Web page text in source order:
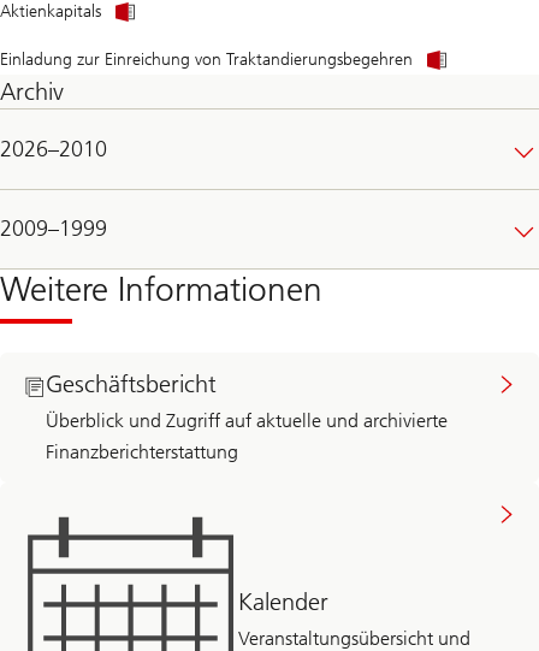
Aktienkapitals
Einladung zur Einreichung von Traktandierungsbegehren
Archiv
2026–2010
2009–1999
Weitere Informationen
Geschäftsbericht
Überblick und Zugriff auf aktuelle und archivierte
Finanzberichterstattung
Kalender
Veranstaltungsübersicht und